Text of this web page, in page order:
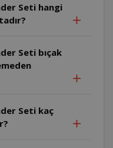
Seti hangi
Seti bıçak
Seti kaç